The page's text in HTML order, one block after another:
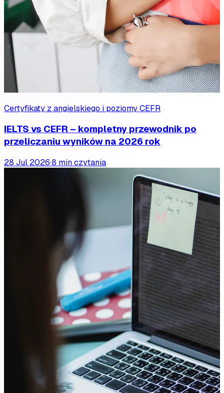
Certyfikaty z angielskiego i poziomy CEFR
IELTS vs CEFR – kompletny przewodnik po
przeliczaniu wyników na 2026 rok
28 Jul 2026·8 min czytania